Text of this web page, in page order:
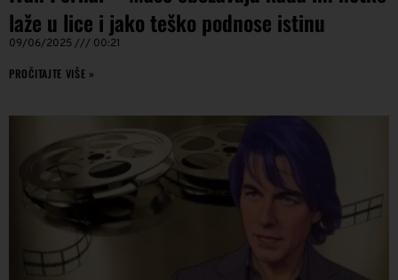
laže u lice i jako teško podnose istinu
09/06/2025 00:21
PROČITAJTE VIŠE »